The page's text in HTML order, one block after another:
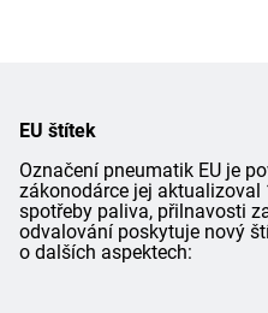
EU štítek
Označení pneumatik EU je
zákonodárce jej aktualizoval
spotřeby paliva, přilnavosti
odvalování poskytuje nový
o dalších aspektech: